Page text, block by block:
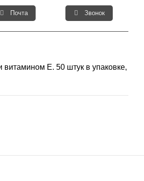
Почта Звонок
Е. 50 штук в упаковке,